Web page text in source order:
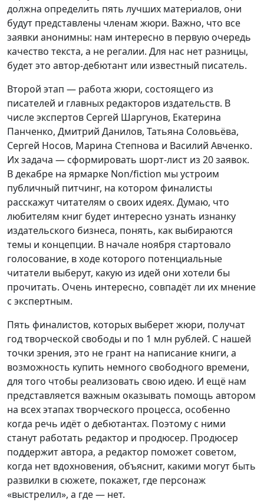
должна определить пять лучших материалов, они
будут представлены членам жюри. Важно, что все
заявки анонимны: нам интересно в первую очередь
качество текста, а не регалии. Для нас нет разницы,
будет это автор-дебютант или известный писатель.
Второй этап — работа жюри, состоящего из
писателей и главных редакторов издательств. В
числе экспертов Сергей Шаргунов, Екатерина
Панченко, Дмитрий Данилов, Татьяна Соловьёва,
Сергей Носов, Марина Степнова и Василий Авченко.
Их задача — сформировать шорт-лист из 20 заявок.
В декабре на ярмарке Non/fiction мы устроим
публичный питчинг, на котором финалисты
расскажут читателям о своих идеях. Думаю, что
любителям книг будет интересно узнать изнанку
издательского бизнеса, понять, как выбираются
темы и концепции. В начале ноября стартовало
голосование, в ходе которого потенциальные
читатели выберут, какую из идей они хотели бы
прочитать. Очень интересно, совпадёт ли их мнение
с экспертным.
Пять финалистов, которых выберет жюри, получат
год творческой свободы и по 1 млн рублей. С нашей
точки зрения, это не грант на написание книги, а
возможность купить немного свободного времени,
для того чтобы реализовать свою идею. И ещё нам
представляется важным оказывать помощь автором
на всех этапах творческого процесса, особенно
когда речь идёт о дебютантах. Поэтому с ними
станут работать редактор и продюсер. Продюсер
поддержит автора, а редактор поможет советом,
когда нет вдохновения, объяснит, какими могут быть
развилки в сюжете, покажет, где персонаж
«выстрелил», а где — нет.